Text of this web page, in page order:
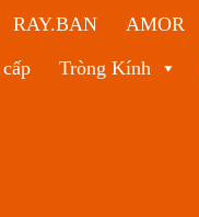
RAY.BAN AMOR
Tròng Kính